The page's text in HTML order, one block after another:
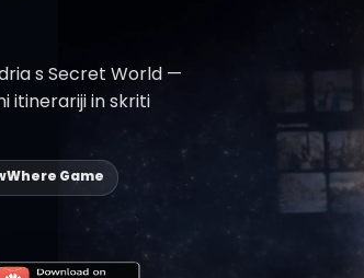
s Secret World —
itinerariji in skriti
Game